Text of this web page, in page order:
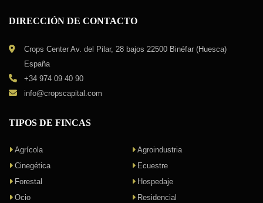
DIRECCIÓN DE CONTACTO
Crops Center Av. del Pilar, 28 bajos 22500 Binéfar (Huesca)
España
+34 974 09 40 90
info@cropscapital.com
TIPOS DE FINCAS
Agrícola
Agroindustria
Cinegética
Ecuestre
Forestal
Hospedaje
Ocio
Residencial